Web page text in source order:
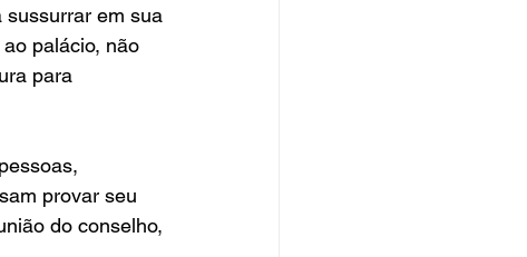
sussurrar em sua
palácio, não
para
provar seu
do conselho,